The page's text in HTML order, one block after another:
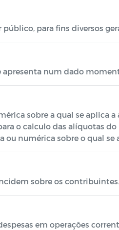
para fins diversos
num dado
sobre a qual se aplica
o calculo das alíquotas
ou numérica sobre o qual se
sobre os contribuintes.
em operações